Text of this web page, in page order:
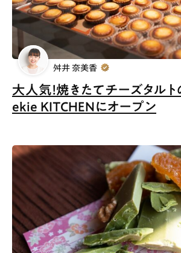
大人気！焼きたてチーズタル
ekie KITCHENにオープン
舛井 奈美香